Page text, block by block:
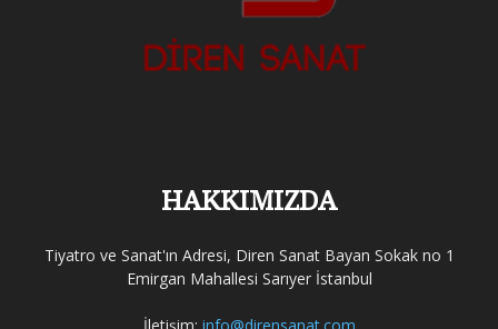
HAKKIMIZDA
Tiyatro ve Sanat'ın Adresi, Diren Sanat Bayan Sokak no 1
Emirgan Mahallesi Sarıyer İstanbul
İletişim: info@dirensanat.com